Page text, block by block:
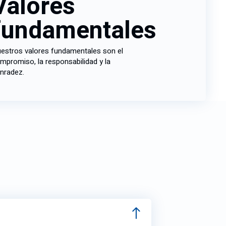
valores fundamentales son el
la responsabilidad y la